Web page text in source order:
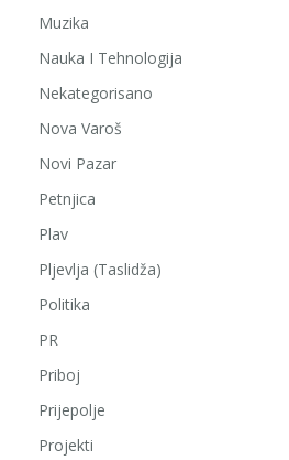
Muzika
Nauka I Tehnologija
Nekategorisano
Nova Varoš
Novi Pazar
Petnjica
Plav
Pljevlja (Taslidža)
Politika
PR
Priboj
Prijepolje
Projekti